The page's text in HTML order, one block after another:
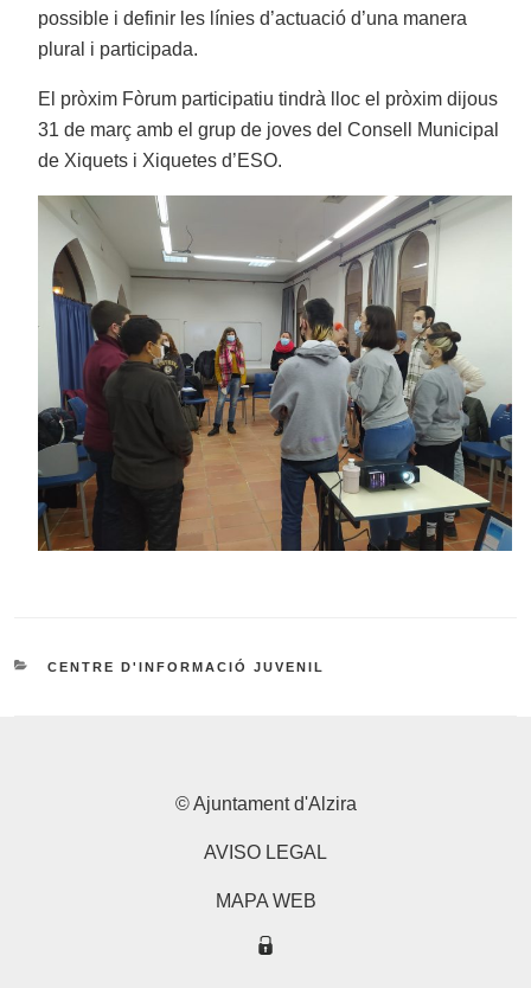
possible i definir les línies d’actuació d’una manera
plural i participada.
El pròxim Fòrum participatiu tindrà lloc el pròxim dijous
31 de març amb el grup de joves del Consell Municipal
de Xiquets i Xiquetes d’ESO.
CATEGORIES
CENTRE D'INFORMACIÓ JUVENIL
© Ajuntament d'Alzira
AVISO LEGAL
MAPA WEB